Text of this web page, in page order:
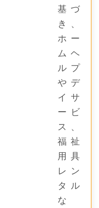
基づ
き、
ホー
ムヘ
ルプ
やデ
イサ
ービ
ス、
福祉
用具
レン
タル
な